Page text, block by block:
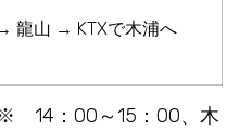
龍山 → KTXで木浦へ
14：00～15：00、木